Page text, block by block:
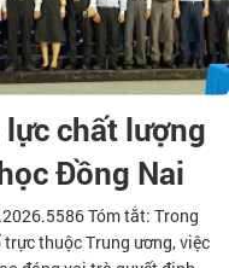
chất lượng
Đồng Nai
Tóm tắt: Trong
thuộc Trung ương, việc